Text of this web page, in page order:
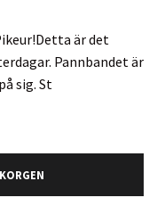
är det
Pannbandet är
sig. St